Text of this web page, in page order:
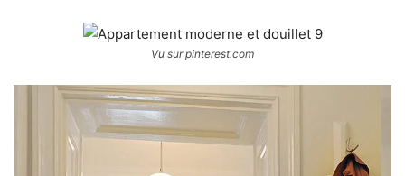
Vu sur pinterest.com